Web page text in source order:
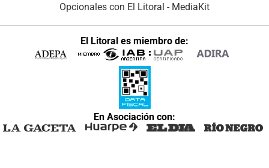
Opcionales con El Litoral - MediaKit
El Litoral es miembro de:
En Asociación con: